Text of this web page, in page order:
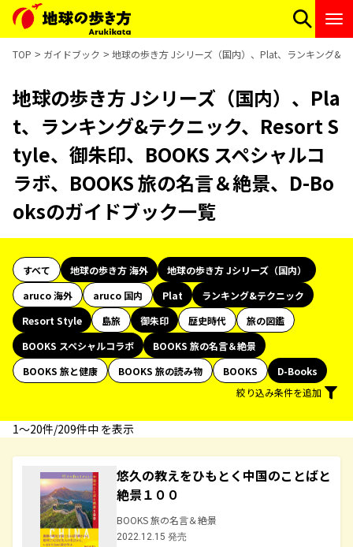
TOP ガイドブック 地球の歩き方 Jシリーズ（国内）、Plat、ランキング&
地球の歩き方 Jシリーズ（国内）、Pla
t、ランキング&テクニック、Resort S
tyle、御朱印、BOOKS スペシャルコ
ラボ、BOOKS 旅の名言＆絶景、D-Bo
oksのガイドブック一覧
すべて 地球の歩き方 海外
地球の歩き方 Jシリーズ（国内）
aruco 海外
aruco 国内 Plat
ランキング&テクニック
Resort Style
島旅 御朱印 歴史時代
旅の図鑑
BOOKS スペシャルコラボ
BOOKS 旅の名言＆絶景
BOOKS 旅と健康
BOOKS 旅の読み物 BOOKS
D-Books
絞り込み条件を追加
1〜20件/209件中 を表示
悠久の教えをひもとく中国のことばと
絶景１００
BOOKS 旅の名言＆絶景
2022.12.15 発売